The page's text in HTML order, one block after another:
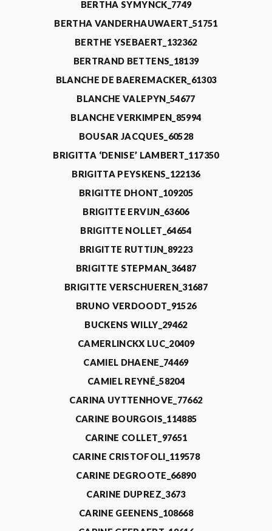
BERTHA SYMYNCK_7749
BERTHA VANDERHAUWAERT_51751
BERTHE YSEBAERT_132362
BERTRAND BETTENS_18139
BLANCHE DE BAEREMACKER_61303
BLANCHE VALEPYN_54677
BLANCHE VERKIMPEN_85994
BOUSAR JACQUES_60528
BRIGITTA ‘DENISE’ LAMBERT_117350
BRIGITTA PEYSKENS_122136
BRIGITTE DHONT_109205
BRIGITTE ERVIJN_63606
BRIGITTE NOLLET_64654
BRIGITTE RUTTIJN_89223
BRIGITTE STEPMAN_36487
BRIGITTE VERSCHUEREN_31687
BRUNO VERDOODT_91526
BUCKENS WILLY_29462
CAMERLINCKX LUC_20409
CAMIEL DHAENE_74469
CAMIEL REYNÉ_58204
CARINA UYTTENHOVE_77662
CARINE BOURGOIS_114885
CARINE COLLET_97651
CARINE CRISTOFOLI_119578
CARINE DEGROOTE_66890
CARINE DUPREZ_3673
CARINE GEENENS_108668